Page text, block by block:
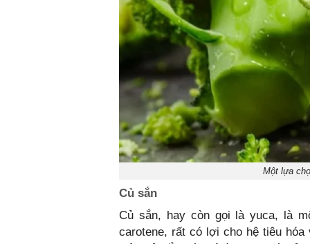
Một lựa
Củ sắn
Củ sắn, hay còn gọi là yuca, là
carotene, rất có lợi cho hệ tiêu